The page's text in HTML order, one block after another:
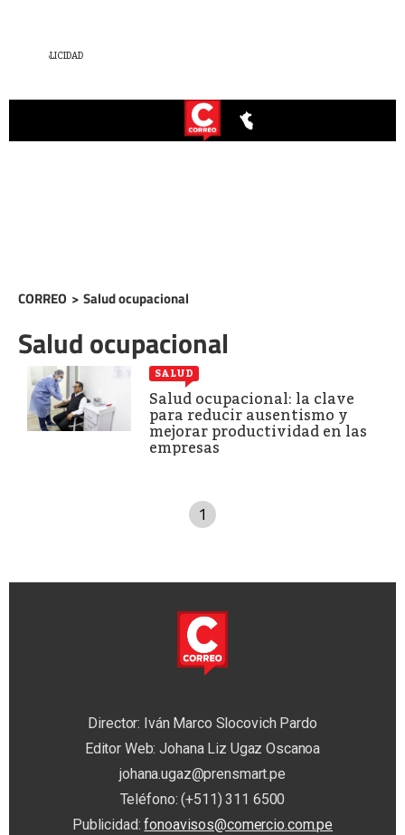
CORREO > Salud ocupacional
Salud ocupacional
SALUD
Salud ocupacional: la clave
para reducir ausentismo y
mejorar productividad en las
empresas
1
Director: Iván Marco Slocovich Pardo
Editor Web: Johana Liz Ugaz Oscanoa
johana.ugaz@prensmart.pe
Teléfono: (+511) 311 6500
Publicidad:fonoavisos@comercio.com.pe